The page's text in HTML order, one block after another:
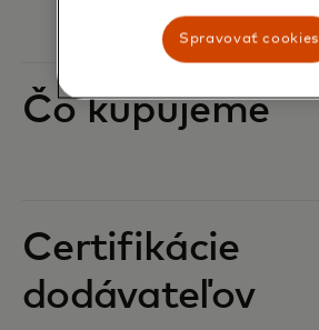
Čo kupujeme
Certifikácie
dodávateľov
Spravovať cookies